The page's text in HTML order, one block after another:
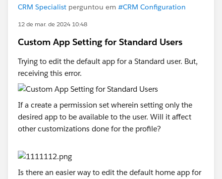
CRM Specialist perguntou em #CRM Configuration
12 de mar. de 2024 10:48
Custom App Setting for Standard Users
Trying to edit the default app for a Standard user. But,
receiving this error.
If a create a permission set wherein setting only the
desired app to be available to the user. Will it affect
other customizations done for the profile?
Is there an easier way to edit the default home app for